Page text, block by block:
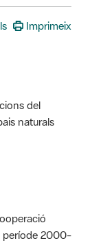
Imprimeix
del
naturals
període 2000-